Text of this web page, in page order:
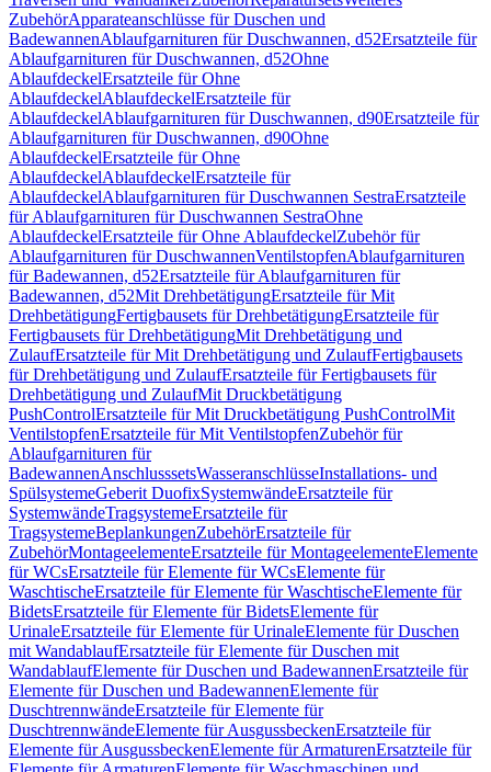
ZubehörApparateanschlüsse für Duschen und
BadewannenAblaufgarnituren für Duschwannen, d52Ersatzteile für
Ablaufgarnituren für Duschwannen, d52Ohne
AblaufdeckelErsatzteile für Ohne
AblaufdeckelAblaufdeckelErsatzteile für
AblaufdeckelAblaufgarnituren für Duschwannen, d90Ersatzteile für
Ablaufgarnituren für Duschwannen, d90Ohne
AblaufdeckelErsatzteile für Ohne
AblaufdeckelAblaufdeckelErsatzteile für
AblaufdeckelAblaufgarnituren für Duschwannen SestraErsatzteile
für Ablaufgarnituren für Duschwannen SestraOhne
AblaufdeckelErsatzteile für Ohne AblaufdeckelZubehör für
Ablaufgarnituren für DuschwannenVentilstopfenAblaufgarnituren
für Badewannen, d52Ersatzteile für Ablaufgarnituren für
Badewannen, d52Mit DrehbetätigungErsatzteile für Mit
DrehbetätigungFertigbausets für DrehbetätigungErsatzteile für
Fertigbausets für DrehbetätigungMit Drehbetätigung und
ZulaufErsatzteile für Mit Drehbetätigung und ZulaufFertigbausets
für Drehbetätigung und ZulaufErsatzteile für Fertigbausets für
Drehbetätigung und ZulaufMit Druckbetätigung
PushControlErsatzteile für Mit Druckbetätigung PushControlMit
VentilstopfenErsatzteile für Mit VentilstopfenZubehör für
Ablaufgarnituren für
BadewannenAnschlusssetsWasseranschlüsseInstallations- und
SpülsystemeGeberit DuofixSystemwändeErsatzteile für
SystemwändeTragsystemeErsatzteile für
TragsystemeBeplankungenZubehörErsatzteile für
ZubehörMontageelementeErsatzteile für MontageelementeElemente
für WCsErsatzteile für Elemente für WCsElemente für
WaschtischeErsatzteile für Elemente für WaschtischeElemente für
BidetsErsatzteile für Elemente für BidetsElemente für
UrinaleErsatzteile für Elemente für UrinaleElemente für Duschen
mit WandablaufErsatzteile für Elemente für Duschen mit
WandablaufElemente für Duschen und BadewannenErsatzteile für
Elemente für Duschen und BadewannenElemente für
DuschtrennwändeErsatzteile für Elemente für
DuschtrennwändeElemente für AusgussbeckenErsatzteile für
Elemente für AusgussbeckenElemente für ArmaturenErsatzteile für